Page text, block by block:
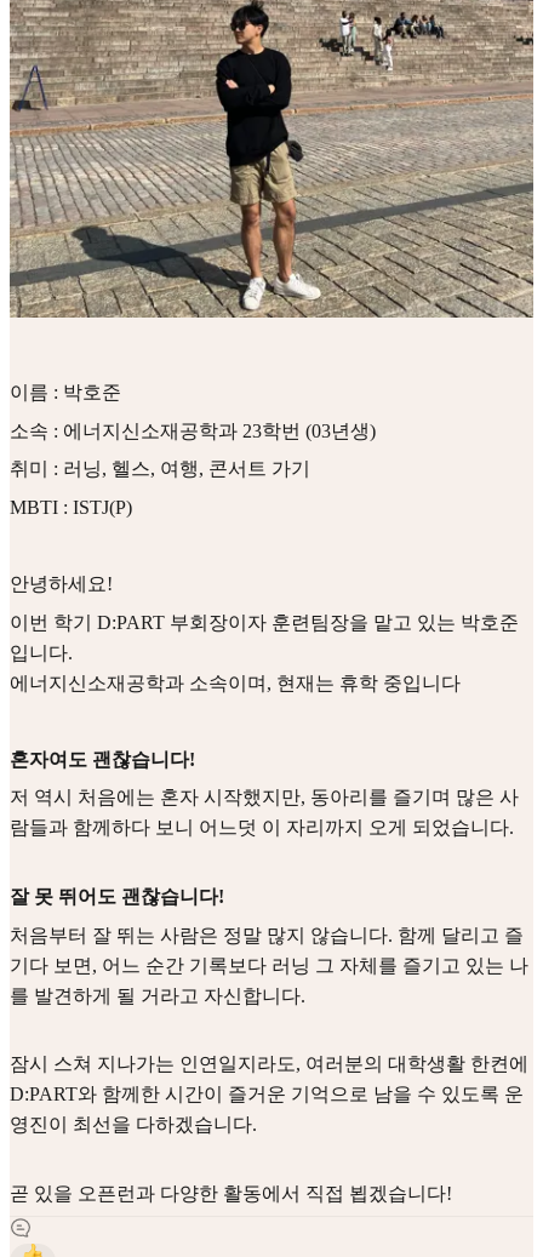
이름 : 박호준
소속 : 에너지신소재공학과 23학번 (03년생)
취미 : 러닝, 헬스, 여행, 콘서트 가기
MBTI : ISTJ(P)
안녕하세요!
이번 학기 D:PART 부회장이자 훈련팀장을 맡고 있는 박호준
입니다.
에너지신소재공학과 소속이며, 현재는 휴학 중입니다
혼자여도 괜찮습니다!
저 역시 처음에는 혼자 시작했지만, 동아리를 즐기며 많은 사
람들과 함께하다 보니 어느덧 이 자리까지 오게 되었습니다.
잘 못 뛰어도 괜찮습니다!
처음부터 잘 뛰는 사람은 정말 많지 않습니다. 함께 달리고 즐
기다 보면, 어느 순간 기록보다 러닝 그 자체를 즐기고 있는 나
를 발견하게 될 거라고 자신합니다.
잠시 스쳐 지나가는 인연일지라도, 여러분의 대학생활 한켠에
D:PART와 함께한 시간이 즐거운 기억으로 남을 수 있도록 운
영진이 최선을 다하겠습니다.
곧 있을 오픈런과 다양한 활동에서 직접 뵙겠습니다!